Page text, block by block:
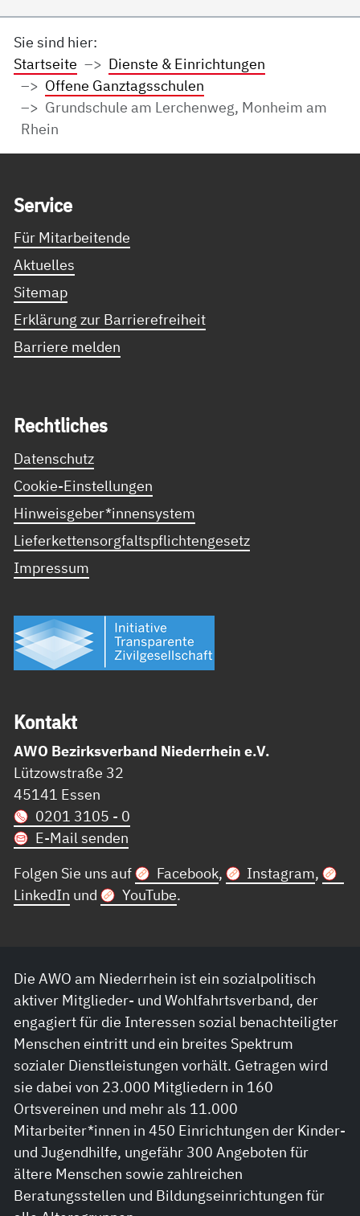
Sie sind hier:
Startseite
Dienste & Einrichtungen
Offene Ganztagsschulen
Grundschule am Lerchenweg, Monheim am
Rhein
Ser­vice
Für Mitarbeitende
Aktuelles
Sitemap
Erklärung zur Barrierefreiheit
Barriere melden
Recht­li­ches
Datenschutz
Cookie-Einstellungen
Hinweisgeber*innensystem
Lieferkettensorgfaltspflichtengesetz
Impressum
Kon­takt
AWO Bezirksverband Niederrhein e.V.
Lützowstraße 32
45141 Essen
0201 3105 - 0
E-Mail senden
Folgen Sie uns auf
Facebook, Instagram,
LinkedIn und YouTube.
Die AWO am Niederrhein ist ein sozialpolitisch
aktiver Mitglieder- und Wohlfahrtsverband, der
engagiert für die Interessen sozial benachteiligter
Menschen eintritt und ein breites Spektrum
sozialer Dienstleistungen vorhält. Getragen wird
sie dabei von 23.000 Mitgliedern in 160
Ortsvereinen und mehr als 11.000
Mitarbeiter*innen in 450 Einrichtungen der Kinder-
und Jugendhilfe, ungefähr 300 Angeboten für
ältere Menschen sowie zahlreichen
Beratungsstellen und Bildungseinrichtungen für